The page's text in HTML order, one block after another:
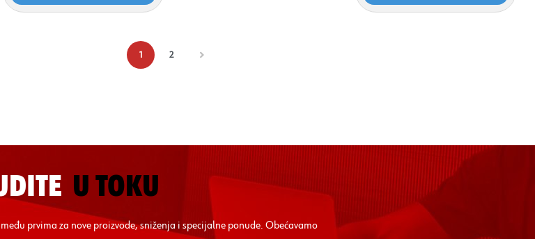
1 2
U TOKU
prvima za nove proizvode, sniženja i specijalne ponude. Obećavamo